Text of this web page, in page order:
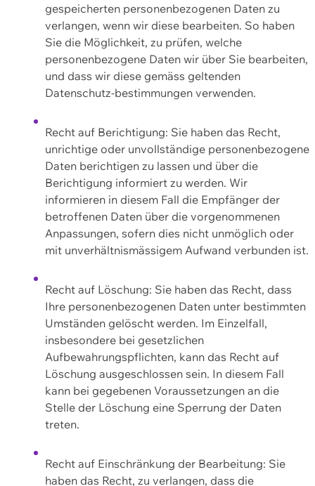
gespeicherten personenbezogenen Daten zu
verlangen, wenn wir diese bearbeiten. So haben
Sie die Möglichkeit, zu prüfen, welche
personenbezogene Daten wir über Sie bearbeiten,
und dass wir diese gemäss geltenden
Datenschutz-bestimmungen verwenden.
Recht auf Berichtigung: Sie haben das Recht,
unrichtige oder unvollständige personenbezogene
Daten berichtigen zu lassen und über die
Berichtigung informiert zu werden. Wir
informieren in diesem Fall die Empfänger der
betroffenen Daten über die vorgenommenen
Anpassungen, sofern dies nicht unmöglich oder
mit unverhältnismässigem Aufwand verbunden ist.
Recht auf Löschung: Sie haben das Recht, dass
Ihre personenbezogenen Daten unter bestimmten
Umständen gelöscht werden. Im Einzelfall,
insbesondere bei gesetzlichen
Aufbewahrungspflichten, kann das Recht auf
Löschung ausgeschlossen sein. In diesem Fall
kann bei gegebenen Voraussetzungen an die
Stelle der Löschung eine Sperrung der Daten
treten.
Recht auf Einschränkung der Bearbeitung: Sie
haben das Recht, zu verlangen, dass die